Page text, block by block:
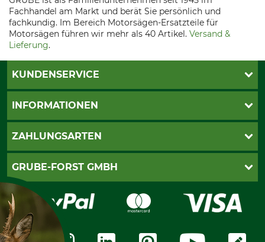
Fachhandel am Markt und berät Sie persönlich und
fachkundig. Im Bereich Motorsägen-Ersatzteile für
Motorsägen führen wir mehr als 40 Artikel. Versand &
Lieferung.
KUNDENSERVICE
Katalogbestellung
INFORMATIONEN
AGB
Widerrufsrecht
Widerrufsformular
Datenschutz
Zahlungsarten
ZAHLUNGSARTEN
PayPal
Kreditkarte
Rechnung
Vorkasse
GRUBE-FORST GMBH
Karriere
Über uns
Messetermine
Community